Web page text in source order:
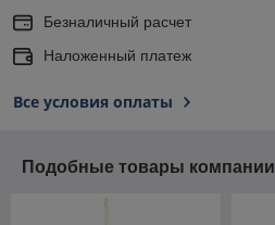
Безналичный расчет
Наложенный платеж
Все условия оплаты
Подобные товары компании